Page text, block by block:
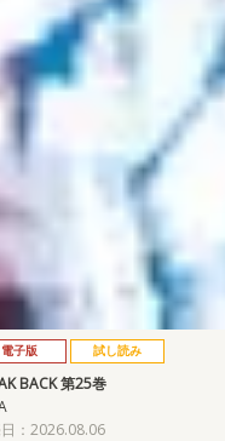
電子版 試し読み
BACK 第25巻
：2026.08.06